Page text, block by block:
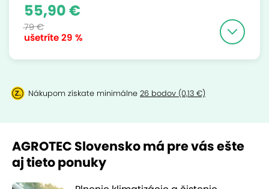
ušetríte29 %
55,90 €
79 €
Nákupom získate minimálne 26 bodov (0,13 €)
AGROTEC Slovensko má pre vás ešte
aj tieto ponuky